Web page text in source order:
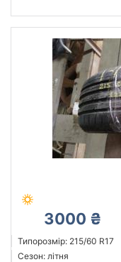
3000 ₴
Типорозмір: 215/60 R17
Сезон: літня